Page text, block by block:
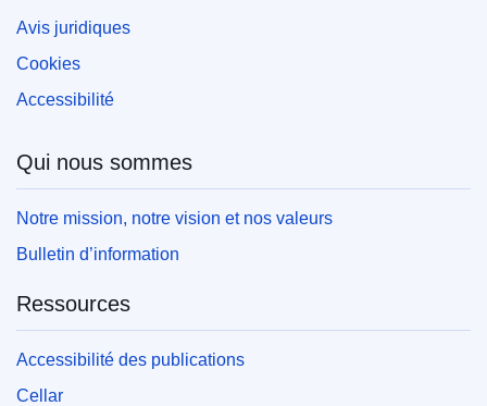
Avis juridiques
Cookies
Accessibilité
Qui nous sommes
Notre mission, notre vision et nos valeurs
Bulletin d’information
Ressources
Accessibilité des publications
Cellar